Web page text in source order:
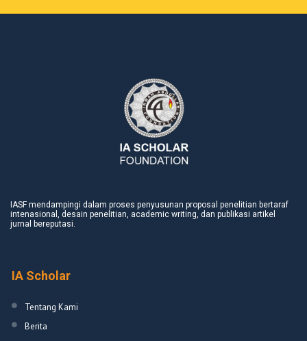
IASF mendampingi dalam proses penyusunan proposal penelitian bertaraf
intenasional, desain penelitian, academic writing, dan publikasi artikel
jurnal bereputasi.
IA Scholar
Tentang Kami
Berita